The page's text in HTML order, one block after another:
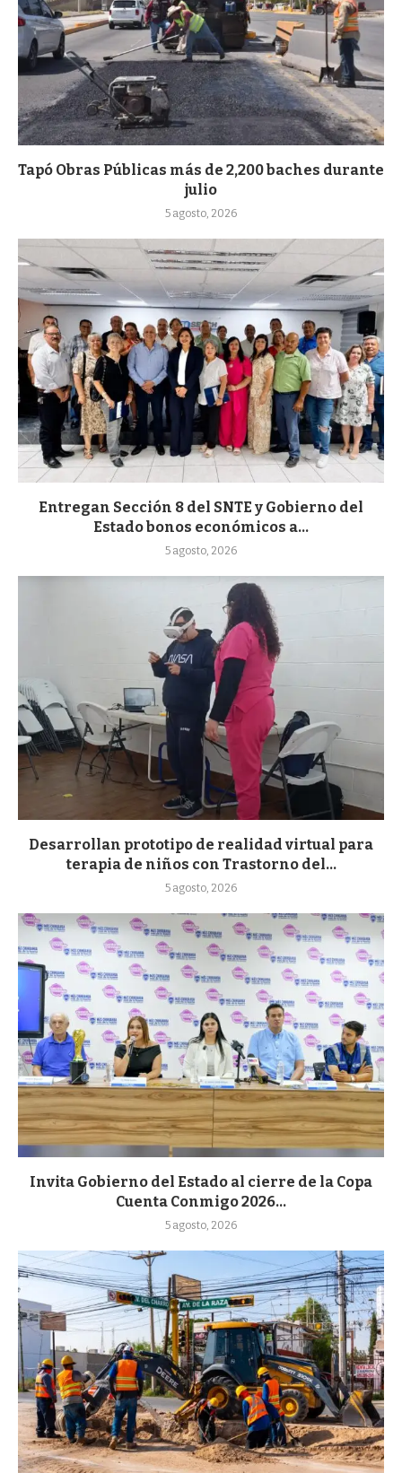
Tapó Obras Públicas más de 2,200 baches durante
julio
5 agosto, 2026
Entregan Sección 8 del SNTE y Gobierno del
Estado bonos económicos a...
5 agosto, 2026
Desarrollan prototipo de realidad virtual para
terapia de niños con Trastorno del...
5 agosto, 2026
Invita Gobierno del Estado al cierre de la Copa
Cuenta Conmigo 2026...
5 agosto, 2026